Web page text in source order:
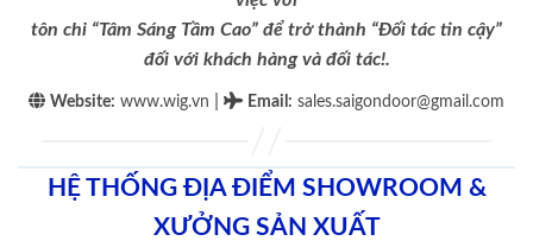
tôn chỉ “Tâm Sáng Tầm Cao” để trở thành “Đối tác tin cậy”
đối với khách hàng và đối tác!.
Website: www.wig.vn Email : sales.saigondoor@gmail.com
HỆ THỐNG ĐỊA ĐIỂM SHOWROOM &
XƯỞNG SẢN XUẤT